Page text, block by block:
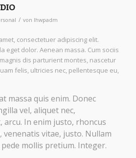
/ von lhwpadm
consectetuer adipiscing elit.
eget dolor. Aenean massa. Cum sociis
dis parturient montes, nascetur
felis, ultricies nec, pellentesque eu,
massa quis enim. Donec
vel, aliquet nec,
arcu. In enim justo, rhoncus
venenatis vitae, justo. Nullam
mollis pretium. Integer.